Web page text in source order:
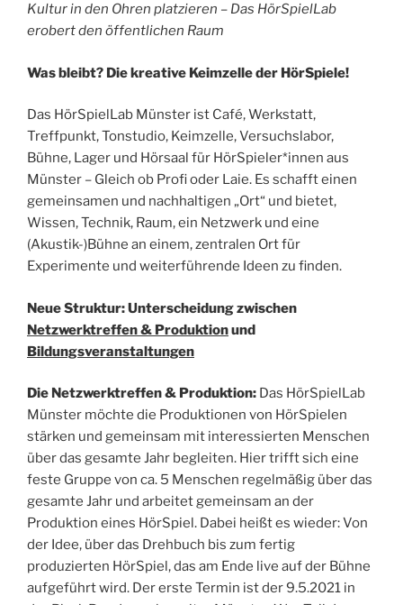
Kultur in den Ohren platzieren – Das HörSpielLab
erobert den öffentlichen Raum
Was bleibt? Die kreative Keimzelle der HörSpiele!
Das HörSpielLab Münster ist Café, Werkstatt,
Treffpunkt, Tonstudio, Keimzelle, Versuchslabor,
Bühne, Lager und Hörsaal für HörSpieler*innen aus
Münster – Gleich ob Profi oder Laie. Es schafft einen
gemeinsamen und nachhaltigen „Ort“ und bietet,
Wissen, Technik, Raum, ein Netzwerk und eine
(Akustik-)Bühne an einem, zentralen Ort für
Experimente und weiterführende Ideen zu finden.
Neue Struktur: Unterscheidung zwischen
Netzwerktreffen & Produktionund
Bildungsveranstaltungen
Die Netzwerktreffen & Produktion: Das HörSpielLab
Münster möchte die Produktionen von HörSpielen
stärken und gemeinsam mit interessierten Menschen
über das gesamte Jahr begleiten. Hier trifft sich eine
feste Gruppe von ca. 5 Menschen regelmäßig über das
gesamte Jahr und arbeitet gemeinsam an der
Produktion eines HörSpiel. Dabei heißt es wieder: Von
der Idee, über das Drehbuch bis zum fertig
produzierten HörSpiel, das am Ende live auf der Bühne
aufgeführt wird. Der erste Termin ist der 9.5.2021 in